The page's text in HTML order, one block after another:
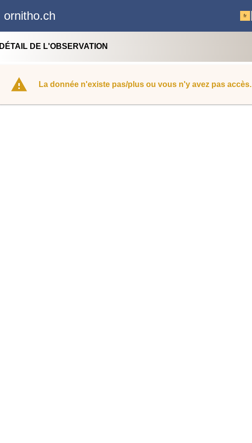
ornitho.ch fr
DÉTAIL DE L'OBSERVATION
La donnée n'existe pas/plus ou vous n'y avez pas accès.